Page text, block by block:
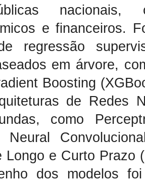
nacionais,
e financeiros.
regressão
em árvore,
Boosting
de Redes
como
Neural
Longo e Curto Prazo
dos modelos